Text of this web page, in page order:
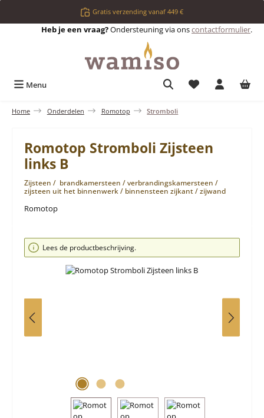
Ga naar de hoofdinhoudGratis verzending vanaf 449 €
Heb je een vraag?Ondersteuning via onscontactformulier.
Menu Je hebt 0 items
Home Onderdelen Romotop Stromboli
Romotop Stromboli Zijsteen
links B
Zijsteen / brandkamersteen / verbrandingskamersteen /
zijsteen uit het binnenwerk / binnensteen zijkant / zijwand
Romotop
Afbeeldingengalerij overslaan
Lees de productbeschrijving.